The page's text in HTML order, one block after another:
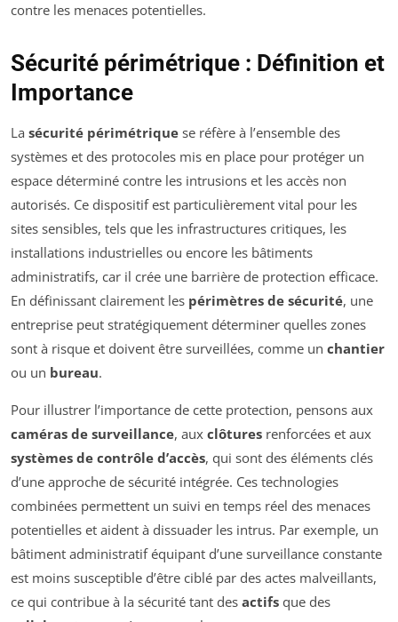
contre les menaces potentielles.
Sécurité périmétrique : Définition et
Importance
La sécurité périmétrique se réfère à l’ensemble des
systèmes et des protocoles mis en place pour protéger un
espace déterminé contre les intrusions et les accès non
autorisés. Ce dispositif est particulièrement vital pour les
sites sensibles, tels que les infrastructures critiques, les
installations industrielles ou encore les bâtiments
administratifs, car il crée une barrière de protection efficace.
En définissant clairement les périmètres de sécurité, une
entreprise peut stratégiquement déterminer quelles zones
sont à risque et doivent être surveillées, comme un chantier
ou un bureau.
Pour illustrer l’importance de cette protection, pensons aux
caméras de surveillance, aux clôtures renforcées et aux
systèmes de contrôle d’accès, qui sont des éléments clés
d’une approche de sécurité intégrée. Ces technologies
combinées permettent un suivi en temps réel des menaces
potentielles et aident à dissuader les intrus. Par exemple, un
bâtiment administratif équipant d’une surveillance constante
est moins susceptible d’être ciblé par des actes malveillants,
ce qui contribue à la sécurité tant des actifs que des